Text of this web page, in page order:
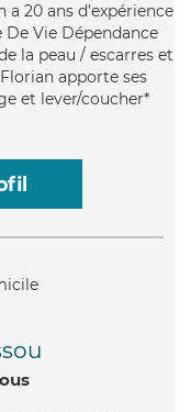
a 20 ans d'expérience
Vie Dépendance
la peau / escarres et
apporte ses
et lever/coucher*